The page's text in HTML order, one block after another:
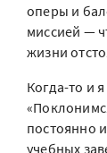
оперы и
миссией —
жизни
Когда-то и
постоянно
учебных